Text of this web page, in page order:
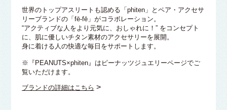
世界のトップアスリートも認める「phiten」とペア・アクセサ
リーブランドの「fē-fē」がコラボレーション。
“アクティブな人をより元気に、おしゃれに！” をコンセプト
に、肌に優しいチタン素材のアクセサリーを展開。
身に着ける人の快適な毎日をサポートします。
※『PEANUTS×phiten』はピーナッツジュエリーページでご
覧いただけます。
ブランドの詳細はこちら >